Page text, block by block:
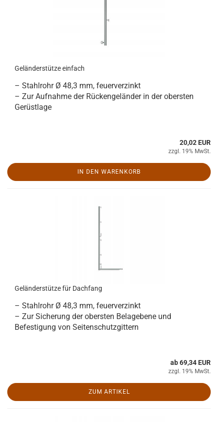
Geländerstütze einfach
– Stahlrohr Ø 48,3 mm, feuerverzinkt
– Zur Aufnahme der Rückengeländer in der obersten
Gerüstlage
20,02 EUR
zzgl. 19% MwSt.
IN DEN WARENKORB
Geländerstütze für Dachfang
– Stahlrohr Ø 48,3 mm, feuerverzinkt
– Zur Sicherung der obersten Belagebene und
Befestigung von Seitenschutzgittern
ab 69,34 EUR
zzgl. 19% MwSt.
ZUM ARTIKEL